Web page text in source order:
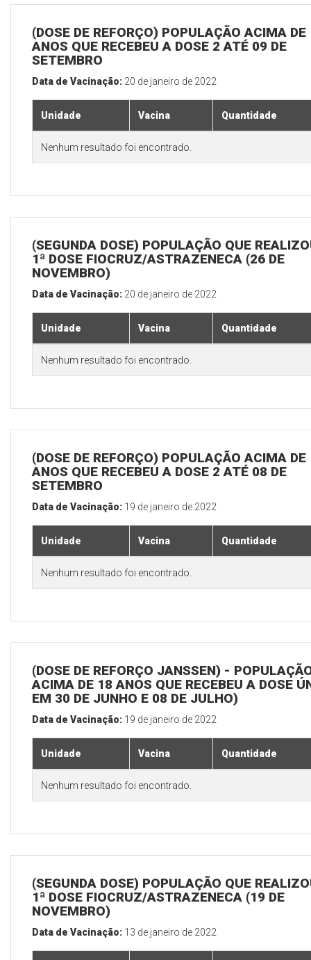
(DOSE DE REFORÇO) POPULAÇÃO ACIMA DE
ANOS QUE RECEBEU A DOSE 2 ATÉ 09 DE
SETEMBRO
Data de Vacinação: 20 de janeiro de 2022
Unidade Vacina Quantidade
Nenhum resultado foi encontrado.
(SEGUNDA DOSE) POPULAÇÃO QUE
1ª DOSE FIOCRUZ/ASTRAZENECA (26 DE
NOVEMBRO)
Data de Vacinação: 20 de janeiro de 2022
Unidade Vacina Quantidade
Nenhum resultado foi encontrado.
(DOSE DE REFORÇO) POPULAÇÃO ACIMA DE
ANOS QUE RECEBEU A DOSE 2 ATÉ 08 DE
SETEMBRO
Data de Vacinação: 19 de janeiro de 2022
Unidade Vacina Quantidade
Nenhum resultado foi encontrado.
(DOSE DE REFORÇO JANSSEN) -
ACIMA DE 18 ANOS QUE RECEBEU A DOSE
EM 30 DE JUNHO E 08 DE JULHO)
Data de Vacinação: 19 de janeiro de 2022
Unidade Vacina Quantidade
Nenhum resultado foi encontrado.
(SEGUNDA DOSE) POPULAÇÃO QUE
1ª DOSE FIOCRUZ/ASTRAZENECA (19 DE
NOVEMBRO)
Data de Vacinação: 13 de janeiro de 2022